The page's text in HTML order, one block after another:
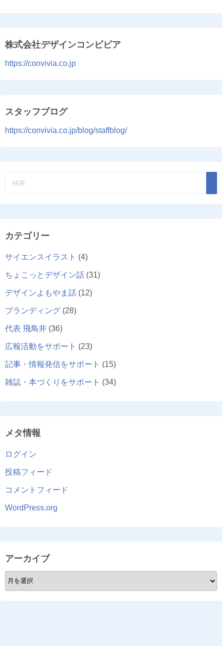
株式会社デザインコンビビア
https://convivia.co.jp
スタッフブログ
https://convivia.co.jp/blog/staffblog/
カテゴリー
サイエンスイラスト (4)
ちょこっとデザイン話 (31)
デザインよもやま話 (12)
ブランディング (28)
代表 飛鳥井 (36)
広報活動をサポート (23)
記事・情報発信をサポート (15)
雑誌・本づくりをサポート (34)
メタ情報
ログイン
投稿フィード
コメントフィード
WordPress.org
アーカイブ
ア
ー